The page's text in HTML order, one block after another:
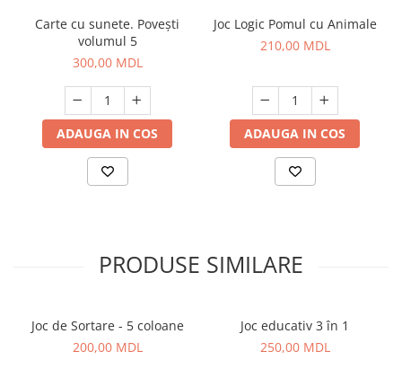
Carte cu sunete. Povești
volumul 5
300,00 MDL
ADAUGA IN COS
Joc Logic Pomul cu Animale
210,00 MDL
ADAUGA IN COS
PRODUSE SIMILARE
Joc de Sortare - 5 coloane
200,00 MDL
Joc educativ 3 în 1
250,00 MDL